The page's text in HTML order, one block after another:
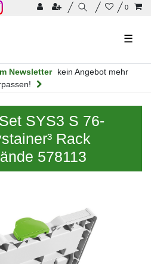
0
☰
Newsletter
kein Angebot mehr
SYS3 S 76-
Rack
578113